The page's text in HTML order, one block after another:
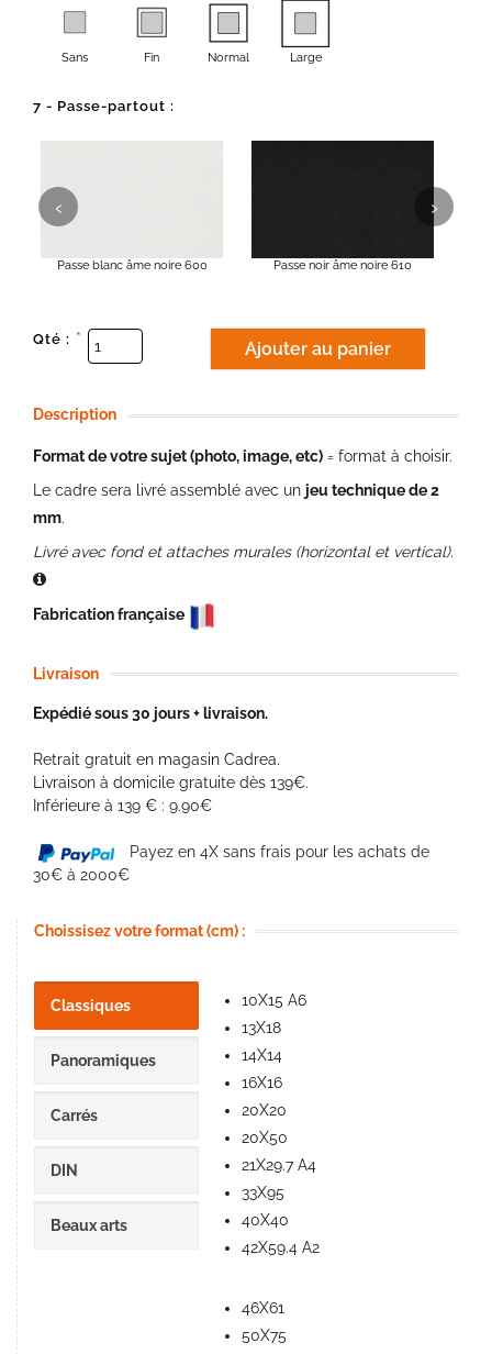
Sans Fin Normal Large
7 - Passe-partout :
‹
Passe blanc âme noire 600 Passe noir âme noire 610
›
Qté : *
Choissisez votre format (cm) :
Classiques
Panoramiques
Carrés
DIN
Beaux arts
10X15 A6
13X18
14X14
16X16
20X20
20X50
21X29.7 A4
33X95
40X40
42X59.4 A2
46X61
50X75
Description
Format de votre sujet (photo, image, etc) = format à choisir.
Le cadre sera livré assemblé avec un jeu technique de 2
mm.
Livré avec fond et attaches murales (horizontal et vertical).
Fabrication française
Livraison
Expédié sous 30 jours + livraison.
Retrait gratuit en magasin Cadrea.
Livraison à domicile gratuite dès 139€.
Inférieure à 139 € : 9.90€
Payez en 4X sans frais pour les achats de
30€ à 2000€